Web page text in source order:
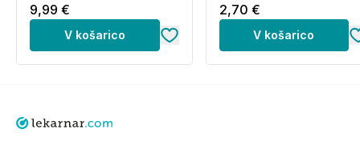
9,99 €
V košarico
2,70 €
V košarico